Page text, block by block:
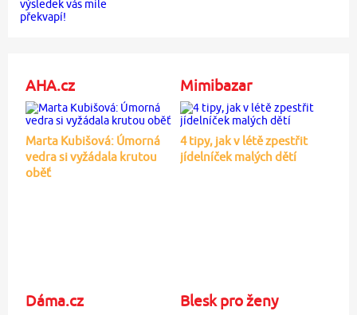
AHA.cz
Marta Kubišová: Úmorná
vedra si vyžádala krutou
oběť
Mimibazar
4 tipy, jak v létě zpestřit
jídelníček malých dětí
Dáma.cz Blesk pro ženy